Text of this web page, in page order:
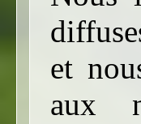
et
aux